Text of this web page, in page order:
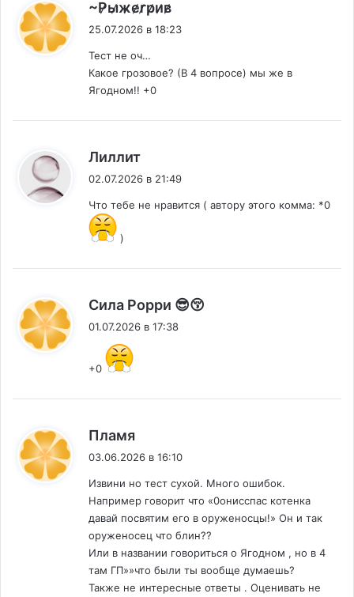
~Р̷ы̷ж̷е̷г̷р̷и̷в̷
25.07.2026 в 18:23
Тест не оч…
Какое грозовое? (В 4 вопросе) мы же в
Ягодном!! +0
Лиллит
02.07.2026 в 21:49
Что тебе не нравится ( автору этого комма: *0
)
Сила Рорри 😎😚
01.07.2026 в 17:38
+0
Пламя
03.06.2026 в 16:10
Извини но тест сухой. Много ошибок.
Например говорит что «0онисспас котенка
давай посвятим его в оруженосцы!» Он и так
оруженосец что блин??
Или в названии говориться о Ягодном , но в 4
там ГП»»что были ты вообще думаешь?
Также не интересные ответы . Оценивать не